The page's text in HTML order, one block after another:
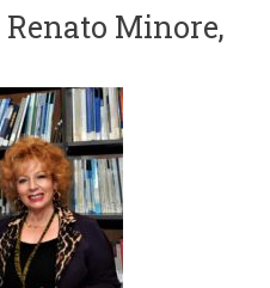
Minore,